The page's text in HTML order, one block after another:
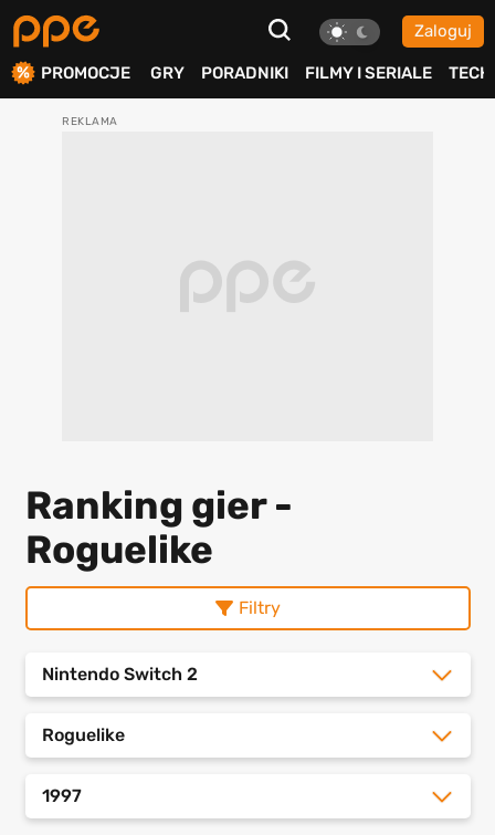
Zaloguj
PROMOCJE GRY PORADNIKI FILMY I SERIALE TECH
Ranking gier -
Roguelike
Filtry
Nintendo Switch 2
Roguelike
1997